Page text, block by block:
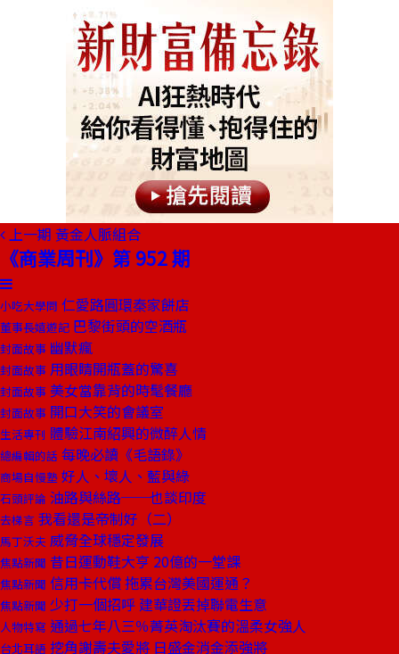
上一期 黃金人脈組合
《商業周刊》第 952 期
小吃大學問 仁愛路圓環秦家餅店
董事長嬉遊記 巴黎街頭的空酒瓶
封面故事 幽默瘋
封面故事 用眼睛開瓶蓋的驚喜
封面故事 美女當靠背的時髦餐廳
封面故事 開口大笑的會議室
生活專刊 體驗江南紹興的微醉人情
總編輯的話 每晚必讀《毛語錄》
商場自慢塾 好人、壞人、藍與綠
石頭評論 油路與絲路──也談印度
去梯言 我看還是帝制好（二）
馬丁沃夫 威脅全球穩定發展
焦點新聞 昔日運動鞋大亨 20億的一堂課
焦點新聞 信用卡代償 拖累台灣美國運通？
焦點新聞 少打一個招呼 建華證丟掉聯電生意
人物特寫 通過七年八三％菁英淘汰賽的溫柔女強人
台北耳語 挖角謝壽夫愛將 日盛金消金添強將